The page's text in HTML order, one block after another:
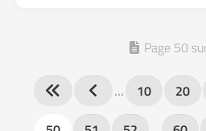
Page 50
… 10 20